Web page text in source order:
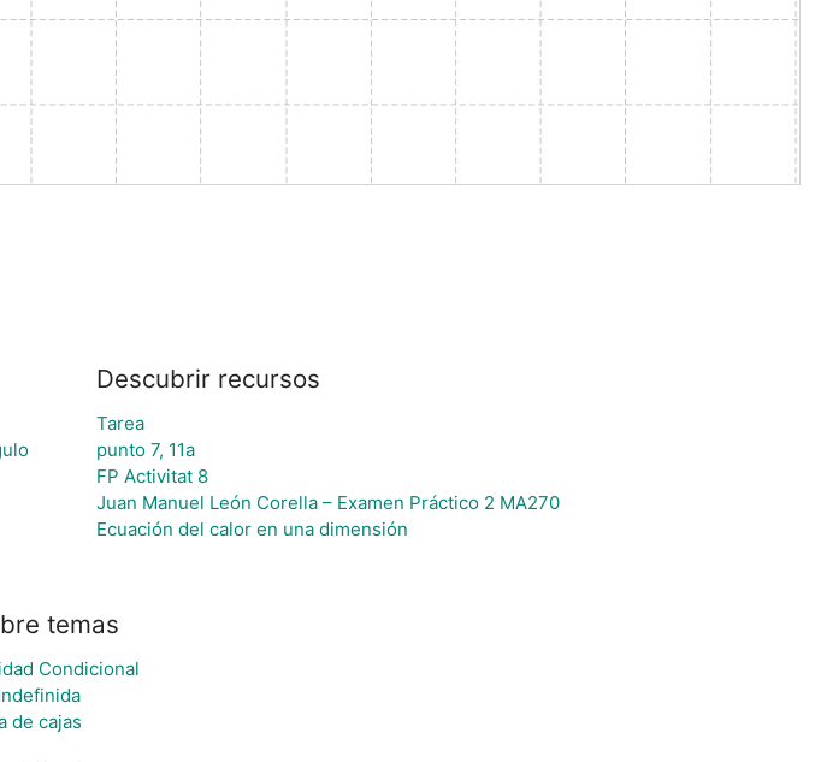
Descubrir recursos
Tarea
punto 7, 11a
FP Activitat 8
Juan Manuel León Corella – Examen Práctico 2 MA270
Ecuación del calor en una dimensión
temas
Condicional
de cajas